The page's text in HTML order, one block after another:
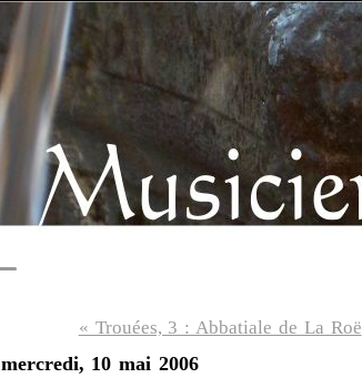
« Trouées, 3 : Abbatiale de La Roë
mercredi, 10 mai 2006